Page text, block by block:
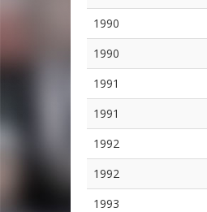
1990
1990
1991
1991
1992
1992
1993